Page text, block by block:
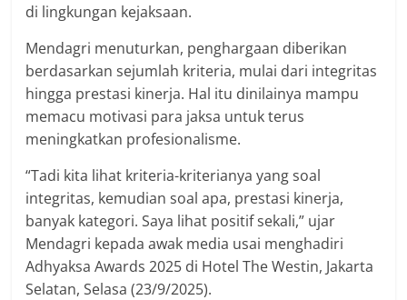
di lingkungan kejaksaan.
Mendagri menuturkan, penghargaan diberikan
berdasarkan sejumlah kriteria, mulai dari integritas
hingga prestasi kinerja. Hal itu dinilainya mampu
memacu motivasi para jaksa untuk terus
meningkatkan profesionalisme.
“Tadi kita lihat kriteria-kriterianya yang soal
integritas, kemudian soal apa, prestasi kinerja,
banyak kategori. Saya lihat positif sekali,” ujar
Mendagri kepada awak media usai menghadiri
Adhyaksa Awards 2025 di Hotel The Westin, Jakarta
Selatan, Selasa (23/9/2025).